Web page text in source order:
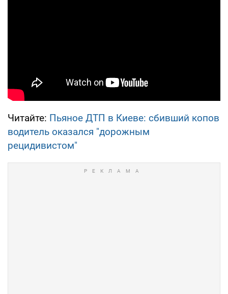
Читайте: Пьяное ДТП в Киеве: сбивший копов
водитель оказался "дорожным
рецидивистом"